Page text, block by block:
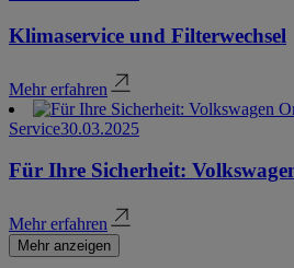
Klimaservice und Filterwechsel
Mehr erfahren
Service30.03.2025
Für Ihre Sicherheit:
Mehr erfahren
Mehr anzeigen